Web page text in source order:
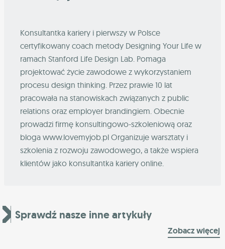
Konsultantka kariery i pierwszy w Polsce
certyfikowany coach metody Designing Your Life w
ramach Stanford Life Design Lab. Pomaga
projektować życie zawodowe z wykorzystaniem
procesu design thinking. Przez prawie 10 lat
pracowała na stanowiskach związanych z public
relations oraz employer brandingiem. Obecnie
prowadzi firmę konsultingowo-szkoleniową oraz
bloga www.lovemyjob.pl Organizuje warsztaty i
szkolenia z rozwoju zawodowego, a także wspiera
klientów jako konsultantka kariery online.
Sprawdź nasze inne artykuły
Zobacz więcej